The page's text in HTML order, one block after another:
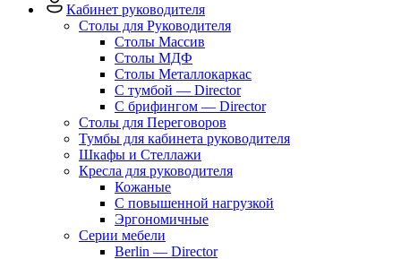
Кабинет руководителя
Столы для Руководителя
Столы Массив
Столы МДФ
Столы Металлокаркас
С тумбой — Director
C брифингом — Director
Столы для Переговоров
Тумбы для кабинета руководителя
Шкафы и Стеллажи
Кресла для руководителя
Кожаные
С повышенной нагрузкой
Эргономичные
Серии мебели
Berlin — Director